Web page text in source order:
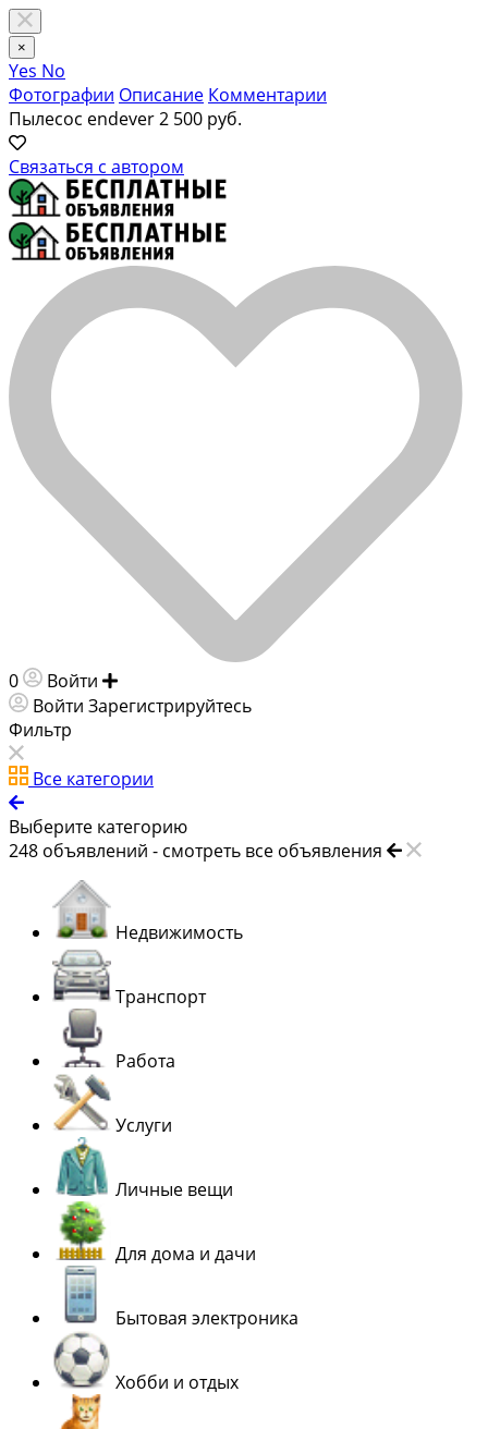
×
Yes No
Фотографии Описание Комментарии
Пылесос endever2 500 руб.
Связаться с автором
0 Войти
Войти Зарегистрируйтесь
Фильтр
Все категории
Выберите категорию
248 объявлений - смотреть все объявления
Недвижимость
Транспорт
Работа
Услуги
Личные вещи
Для дома и дачи
Бытовая электроника
Хобби и отдых